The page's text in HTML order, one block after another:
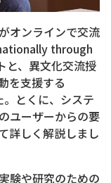
オンラインで交流
through
、異文化交流授
を支援する
とくに、システ
ユーザーからの要
詳しく解説しまし
験や研究のための